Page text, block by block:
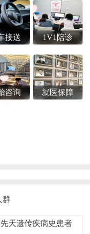
接送 1V1陪诊
咨询 就医保障
群
天遗传疾病史患者